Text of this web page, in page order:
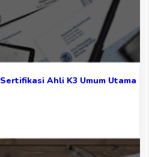
Ahli K3 Umum Utama